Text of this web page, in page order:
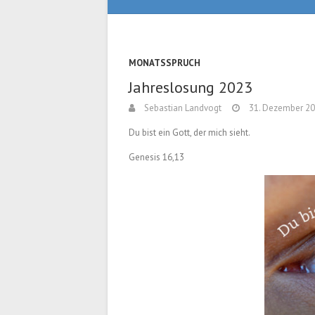
MONATSSPRUCH
Jahreslosung 2023
Sebastian Landvogt 31. Dezember
Du bist ein Gott, der mich sieht.
Genesis 16,13